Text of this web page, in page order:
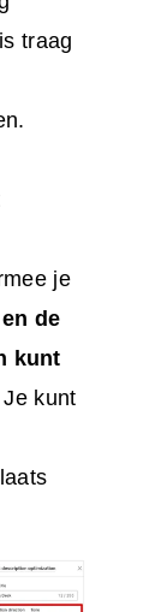
traag
je
de
kunt
kunt